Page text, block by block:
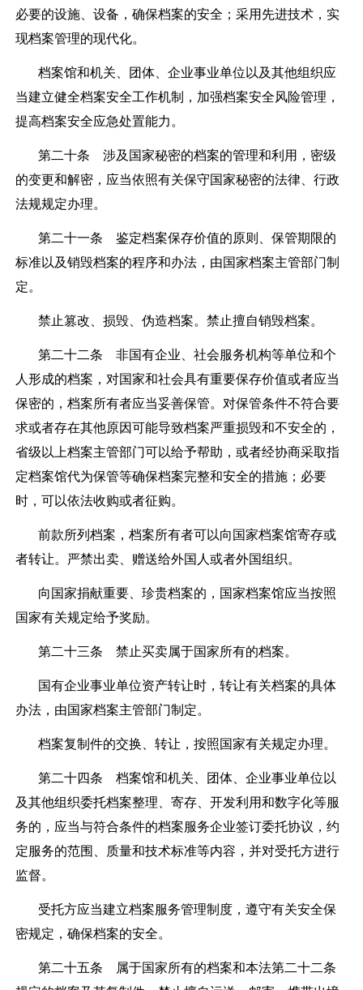
必要的设施、设备，确保档案的安全；采用先进技术，实
现档案管理的现代化。
档案馆和机关、团体、企业事业单位以及其他组织应
当建立健全档案安全工作机制，加强档案安全风险管理，
提高档案安全应急处置能力。
第二十条 涉及国家秘密的档案的管理和利用，密级
的变更和解密，应当依照有关保守国家秘密的法律、行政
法规规定办理。
第二十一条 鉴定档案保存价值的原则、保管期限的
标准以及销毁档案的程序和办法，由国家档案主管部门制
定。
禁止篡改、损毁、伪造档案。禁止擅自销毁档案。
第二十二条 非国有企业、社会服务机构等单位和个
人形成的档案，对国家和社会具有重要保存价值或者应当
保密的，档案所有者应当妥善保管。对保管条件不符合要
求或者存在其他原因可能导致档案严重损毁和不安全的，
省级以上档案主管部门可以给予帮助，或者经协商采取指
定档案馆代为保管等确保档案完整和安全的措施；必要
时，可以依法收购或者征购。
前款所列档案，档案所有者可以向国家档案馆寄存或
者转让。严禁出卖、赠送给外国人或者外国组织。
向国家捐献重要、珍贵档案的，国家档案馆应当按照
国家有关规定给予奖励。
第二十三条 禁止买卖属于国家所有的档案。
国有企业事业单位资产转让时，转让有关档案的具体
办法，由国家档案主管部门制定。
档案复制件的交换、转让，按照国家有关规定办理。
第二十四条 档案馆和机关、团体、企业事业单位以
及其他组织委托档案整理、寄存、开发利用和数字化等服
务的，应当与符合条件的档案服务企业签订委托协议，约
定服务的范围、质量和技术标准等内容，并对受托方进行
监督。
受托方应当建立档案服务管理制度，遵守有关安全保
密规定，确保档案的安全。
第二十五条 属于国家所有的档案和本法第二十二条